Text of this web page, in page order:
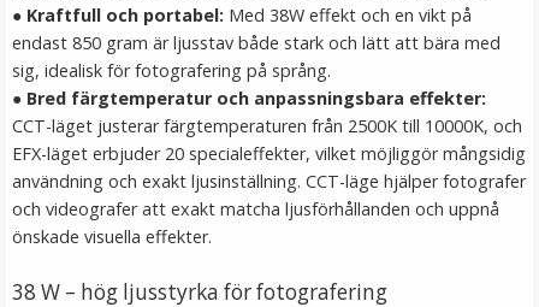
79 kr
LÄGG I VARUKORG
● Kraftfull och portabel: Med 38W effekt och en vikt på
endast 850 gram är ljusstav både stark och lätt att bära med
sig, idealisk för fotografering på språng.
● Bred färgtemperatur och anpassningsbara effekter:
CCT-läget justerar färgtemperaturen från 2500K till 10000K, och
EFX-läget erbjuder 20 specialeffekter, vilket möjliggör mångsidig
användning och exakt ljusinställning. CCT-läge hjälper fotografer
och videografer att exakt matcha ljusförhållanden och uppnå
önskade visuella effekter.
38 W – hög ljusstyrka för fotografering